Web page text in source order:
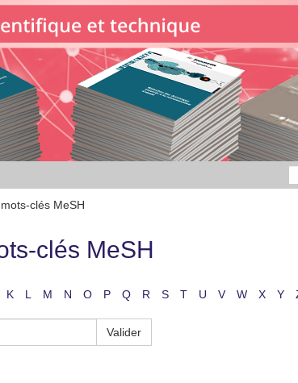
clés MeSH
clés MeSH
K L M N O P Q R S T U V W X Y
Valider